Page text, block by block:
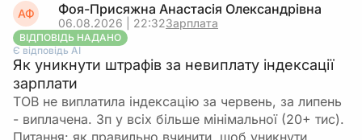
АФ Фоя-Присяжна Анастасія Олександрівна
06.08.2026 | 22:32Зарплата
ВІДПОВІДЬ НАДАНО
Є відповідь АІ
Як уникнути штрафів за невиплату індексації
зарплати
ТОВ не виплатила індексацію за червень, за липень
- виплачена. Зп у всіх більше мінімальної (20+ тис).
Питання: як правильно вчинити, щоб уникнути